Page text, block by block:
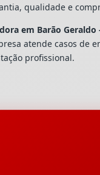
qualidade e
em Barão Geraldo
atende casos de
profissional.